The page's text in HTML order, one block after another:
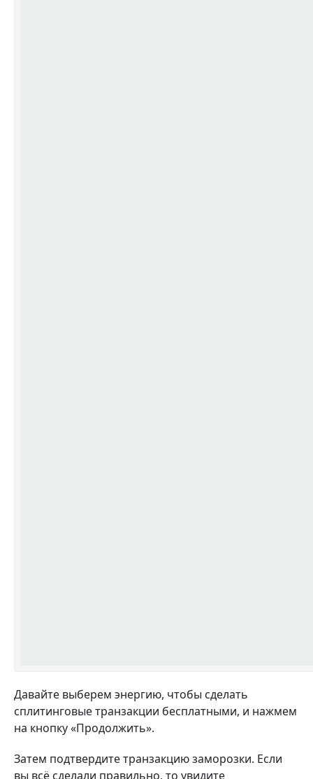
Давайте выберем энергию, чтобы сделать
сплитинговые транзакции бесплатными, и нажмем
на кнопку«Продолжить».
Затем подтвердите транзакцию заморозки. Если
вы всё сделали правильно, то увидите